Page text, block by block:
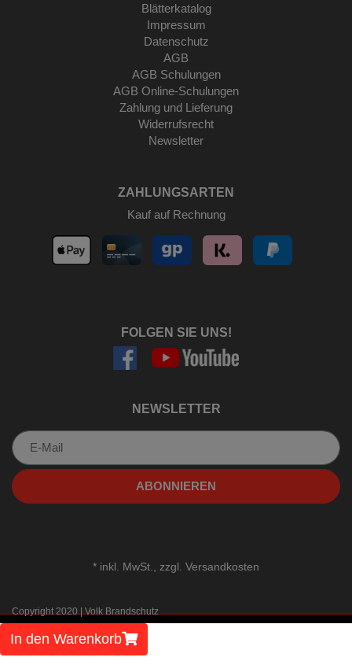
Blätterkatalog
Impressum
Datenschutz
AGB
AGB Schulungen
AGB Online-Schulungen
Zahlung und Lieferung
Widerrufsrecht
Newsletter
ZAHLUNGSARTEN
Kauf auf Rechnung
FOLGEN SIE UNS!
NEWSLETTER
Newsletter
ABONNIEREN
* inkl. MwSt., zzgl. Versandkosten
Copyright 2020 | Volk Brandschutz
In den Warenkorb